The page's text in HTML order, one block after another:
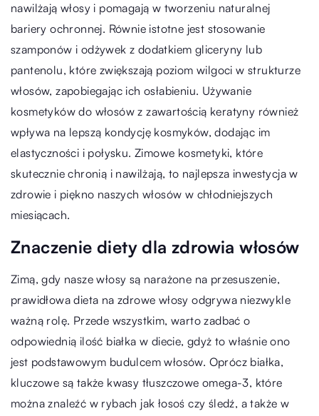
nawilżają włosy i pomagają w tworzeniu naturalnej
bariery ochronnej. Równie istotne jest stosowanie
szamponów i odżywek z dodatkiem gliceryny lub
pantenolu, które zwiększają poziom wilgoci w strukturze
włosów, zapobiegając ich osłabieniu. Używanie
kosmetyków do włosów z zawartością keratyny również
wpływa na lepszą kondycję kosmyków, dodając im
elastyczności i połysku. Zimowe kosmetyki, które
skutecznie chronią i nawilżają, to najlepsza inwestycja w
zdrowie i piękno naszych włosów w chłodniejszych
miesiącach.
Znaczenie diety dla zdrowia włosów
Zimą, gdy nasze włosy są narażone na przesuszenie,
prawidłowa dieta na zdrowe włosy odgrywa niezwykle
ważną rolę. Przede wszystkim, warto zadbać o
odpowiednią ilość białka w diecie, gdyż to właśnie ono
jest podstawowym budulcem włosów. Oprócz białka,
kluczowe są także kwasy tłuszczowe omega-3, które
można znaleźć w rybach jak łosoś czy śledź, a także w